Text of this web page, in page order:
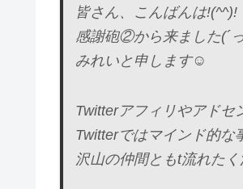
皆さん、こんばんは!(^^)!
感謝砲②から来ました(´
みれいと申します☺
Twitterアフィリやアド
Twitterではマインド的
沢山の仲間ともt流れた